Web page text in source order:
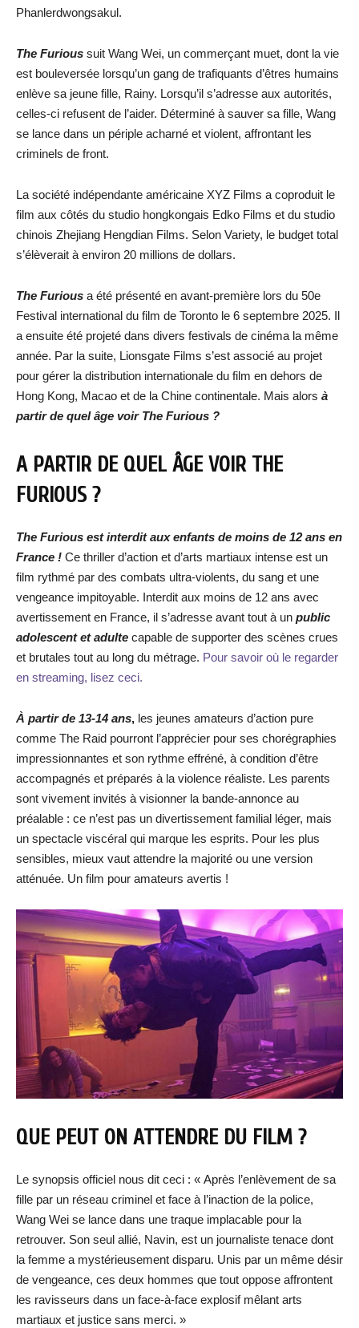
Phanlerdwongsakul.
The Furious suit Wang Wei, un commerçant muet, dont la vie
est bouleversée lorsqu’un gang de trafiquants d’êtres humains
enlève sa jeune fille, Rainy. Lorsqu’il s’adresse aux autorités,
celles-ci refusent de l’aider. Déterminé à sauver sa fille, Wang
se lance dans un périple acharné et violent, affrontant les
criminels de front.
La société indépendante américaine XYZ Films a coproduit le
film aux côtés du studio hongkongais Edko Films et du studio
chinois Zhejiang Hengdian Films. Selon Variety, le budget total
s’élèverait à environ 20 millions de dollars.
The Furious a été présenté en avant-première lors du 50e
Festival international du film de Toronto le 6 septembre 2025. Il
a ensuite été projeté dans divers festivals de cinéma la même
année. Par la suite, Lionsgate Films s’est associé au projet
pour gérer la distribution internationale du film en dehors de
Hong Kong, Macao et de la Chine continentale. Mais alors à
partir de quel âge voir The Furious ?
A PARTIR DE QUEL ÂGE VOIR THE
FURIOUS?
The Furious est interdit aux enfants de moins de 12 ans en
France ! Ce thriller d’action et d’arts martiaux intense est un
film rythmé par des combats ultra-violents, du sang et une
vengeance impitoyable. Interdit aux moins de 12 ans avec
avertissement en France, il s’adresse avant tout à un public
adolescent et adulte capable de supporter des scènes crues
et brutales tout au long du métrage. Pour savoir où le regarder
en streaming, lisez ceci.
À partir de 13-14 ans, les jeunes amateurs d’action pure
comme The Raid pourront l’apprécier pour ses chorégraphies
impressionnantes et son rythme effréné, à condition d’être
accompagnés et préparés à la violence réaliste. Les parents
sont vivement invités à visionner la bande-annonce au
préalable : ce n’est pas un divertissement familial léger, mais
un spectacle viscéral qui marque les esprits. Pour les plus
sensibles, mieux vaut attendre la majorité ou une version
atténuée. Un film pour amateurs avertis !
QUE PEUT ON ATTENDRE DU FILM ?
Le synopsis officiel nous dit ceci : « Après l’enlèvement de sa
fille par un réseau criminel et face à l’inaction de la police,
Wang Wei se lance dans une traque implacable pour la
retrouver. Son seul allié, Navin, est un journaliste tenace dont
la femme a mystérieusement disparu. Unis par un même désir
de vengeance, ces deux hommes que tout oppose affrontent
les ravisseurs dans un face-à-face explosif mêlant arts
martiaux et justice sans merci. »